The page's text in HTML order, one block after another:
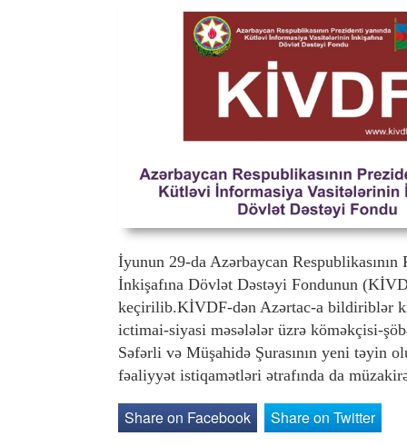
İyunun 29-da Azərbaycan
İnkişafına Dövlət Dəstəyi Fondunun
keçirilib.KİVDF-dən Azərtac-a bildiriblər
ictimai-siyasi məsələlər üzrə köməkçisi-
Səfərli və Müşahidə Şurasının yeni təyin
fəaliyyət istiqamətləri ətrafında da
Share on Facebook Share on Twitter